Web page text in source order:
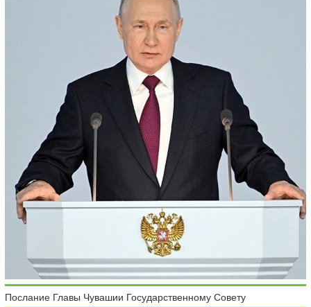
Послание Главы Чувашии Государственному Совету